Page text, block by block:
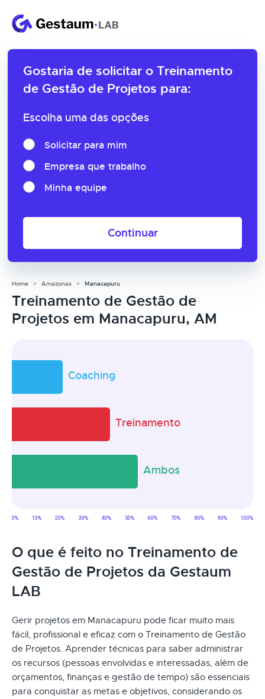
Gostaria de solicitar o Treinamento
de Gestão de Projetos para:
Escolha uma das opções
Solicitar para mim
Empresa que trabalho
Minha equipe
Continuar
Home Amazonas Manacapuru
Treinamento de Gestão de
Projetos em Manacapuru, AM
O que é feito no Treinamento de
Gestão de Projetos da Gestaum
LAB
Gerir projetos em Manacapuru pode ficar muito mais
fácil, profissional e eficaz com o Treinamento de Gestão
de Projetos. Aprender técnicas para saber administrar
os recursos (pessoas envolvidas e interessadas, além de
orçamentos, finanças e gestão de tempo) são essenciais
para conquistar as metas e objetivos, considerando os